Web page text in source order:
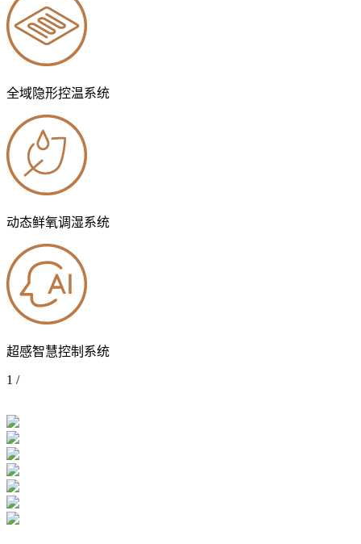
全域隐形控温系统
动态鲜氧调湿系统
超感智慧控制系统
1 /